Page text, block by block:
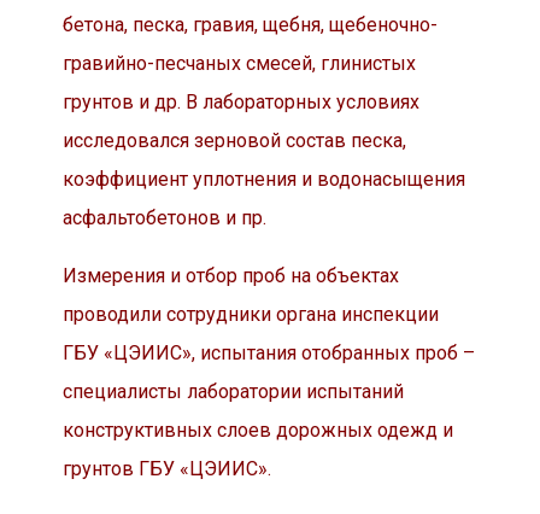
бетона, песка, гравия, щебня, щебеночно-
гравийно-песчаных смесей, глинистых
грунтов и др. В лабораторных условиях
исследовался зерновой состав песка,
коэффициент уплотнения и водонасыщения
асфальтобетонов и пр.
Измерения и отбор проб на объектах
проводили сотрудники органа инспекции
ГБУ «ЦЭИИС», испытания отобранных проб –
специалисты лаборатории испытаний
конструктивных слоев дорожных одежд и
грунтов ГБУ «ЦЭИИС».